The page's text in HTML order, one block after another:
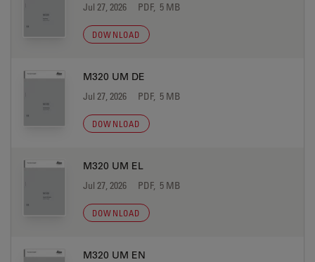
Jul 27, 2026 PDF, 5 MB
DOWNLOAD
M320 UM DE
Jul 27, 2026 PDF, 5 MB
DOWNLOAD
M320 UM EL
Jul 27, 2026 PDF, 5 MB
DOWNLOAD
M320 UM EN